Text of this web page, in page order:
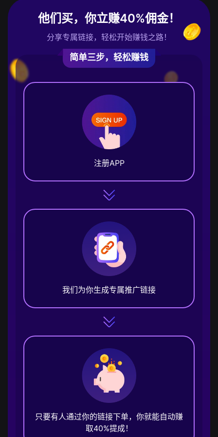
他们买，你立赚40%佣金！
分享专属链接，轻松开始赚钱之路！
简单三步，轻松赚钱
注册APP
我们为你生成专属推广链接
只要有人通过你的链接下单，你就能自动赚
取40%提成！